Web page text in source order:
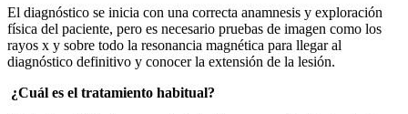
El diagnóstico se inicia con una correcta anamnesis y exploración
física del paciente, pero es necesario pruebas de imagen como los
rayos x y sobre todo la resonancia magnética para llegar al
diagnóstico definitivo y conocer la extensión de la lesión.
¿Cuál es el tratamiento habitual?